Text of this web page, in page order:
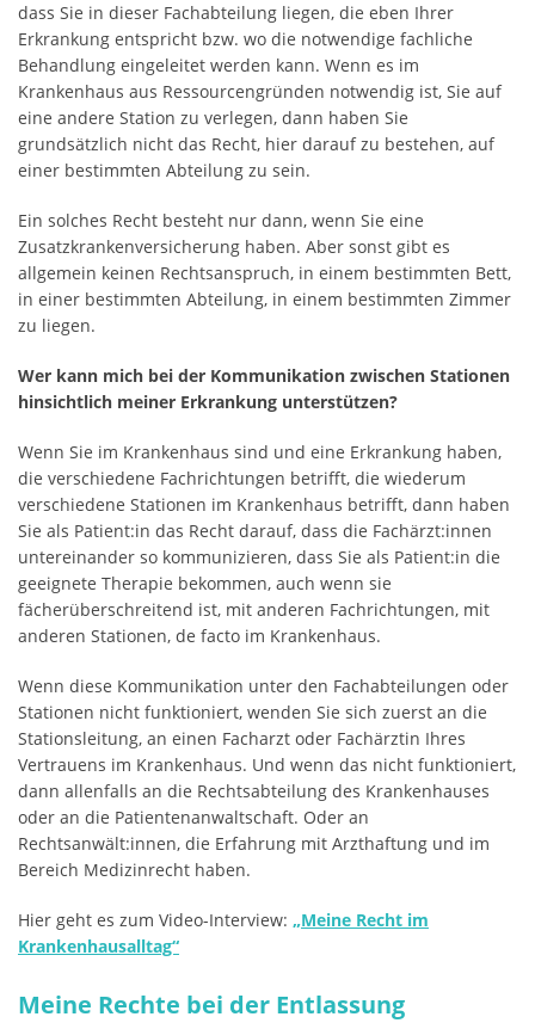
dass Sie in dieser Fachabteilung liegen, die eben Ihrer
Erkrankung entspricht bzw. wo die notwendige fachliche
Behandlung eingeleitet werden kann. Wenn es im
Krankenhaus aus Ressourcengründen notwendig ist, Sie auf
eine andere Station zu verlegen, dann haben Sie
grundsätzlich nicht das Recht, hier darauf zu bestehen, auf
einer bestimmten Abteilung zu sein.
Ein solches Recht besteht nur dann, wenn Sie eine
Zusatzkrankenversicherung haben. Aber sonst gibt es
allgemein keinen Rechtsanspruch, in einem bestimmten Bett,
in einer bestimmten Abteilung, in einem bestimmten Zimmer
zu liegen.
Wer kann mich bei der Kommunikation zwischen Stationen
hinsichtlich meiner Erkrankung unterstützen?
Wenn Sie im Krankenhaus sind und eine Erkrankung haben,
die verschiedene Fachrichtungen betrifft, die wiederum
verschiedene Stationen im Krankenhaus betrifft, dann haben
Sie als Patient:in das Recht darauf, dass die Fachärzt:innen
untereinander so kommunizieren, dass Sie als Patient:in die
geeignete Therapie bekommen, auch wenn sie
fächerüberschreitend ist, mit anderen Fachrichtungen, mit
anderen Stationen, de facto im Krankenhaus.
Wenn diese Kommunikation unter den Fachabteilungen oder
Stationen nicht funktioniert, wenden Sie sich zuerst an die
Stationsleitung, an einen Facharzt oder Fachärztin Ihres
Vertrauens im Krankenhaus. Und wenn das nicht funktioniert,
dann allenfalls an die Rechtsabteilung des Krankenhauses
oder an die Patientenanwaltschaft. Oder an
Rechtsanwält:innen, die Erfahrung mit Arzthaftung und im
Bereich Medizinrecht haben.
Hier geht es zum Video-Interview: „Meine Recht im
Krankenhausalltag“
Meine Rechte bei der Entlassung